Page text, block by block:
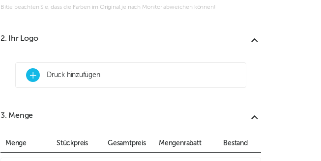
Bitte beachten Sie, dass die Farben im Original je nach Monitor abweichen können!
2. Ihr Logo
+ Druck hinzufügen
3. Menge
Menge Stückpreis Gesamtpreis Mengenrabatt Bestand